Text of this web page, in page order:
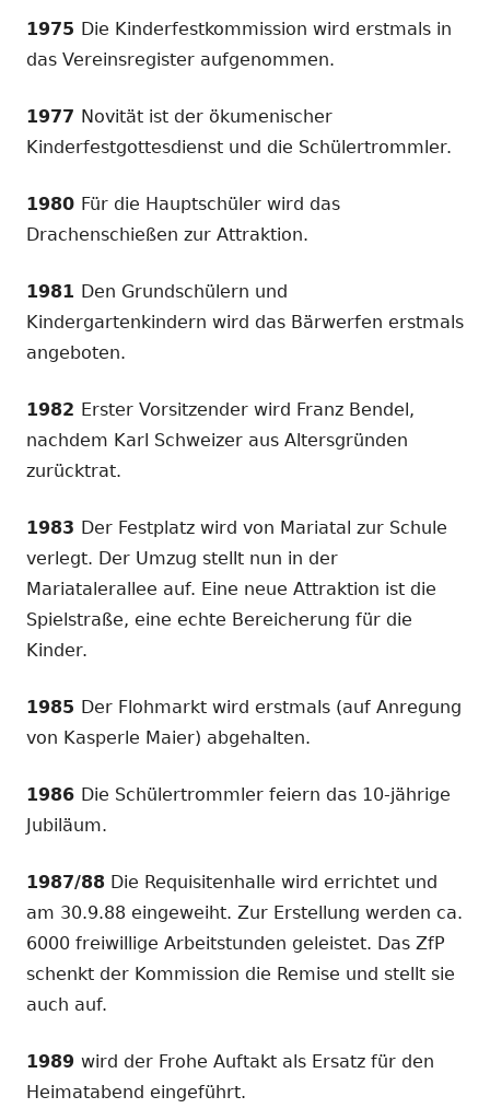
1975 Die Kinderfestkommission wird erstmals in
das Vereinsregister aufgenommen.
1977 Novität ist der ökumenischer
Kinderfestgottesdienst und die Schülertrommler.
1980 Für die Hauptschüler wird das
Drachenschießen zur Attraktion.
1981 Den Grundschülern und
Kindergartenkindern wird das Bärwerfen erstmals
angeboten.
1982 Erster Vorsitzender wird Franz Bendel,
nachdem Karl Schweizer aus Altersgründen
zurücktrat.
1983 Der Festplatz wird von Mariatal zur Schule
verlegt. Der Umzug stellt nun in der
Mariatalerallee auf. Eine neue Attraktion ist die
Spielstraße, eine echte Bereicherung für die
Kinder.
1985 Der Flohmarkt wird erstmals (auf Anregung
von Kasperle Maier) abgehalten.
1986 Die Schülertrommler feiern das 10-jährige
Jubiläum.
1987/88 Die Requisitenhalle wird errichtet und
am 30.9.88 eingeweiht. Zur Erstellung werden ca.
6000 freiwillige Arbeitstunden geleistet. Das ZfP
schenkt der Kommission die Remise und stellt sie
auch auf.
1989 wird der Frohe Auftakt als Ersatz für den
Heimatabend eingeführt.